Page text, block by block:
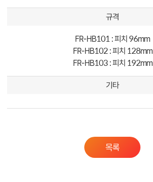
규격
FR-HB101 : 피치 96mm
FR-HB102 : 피치 128mm
FR-HB103 : 피치 192mm
기타
목록